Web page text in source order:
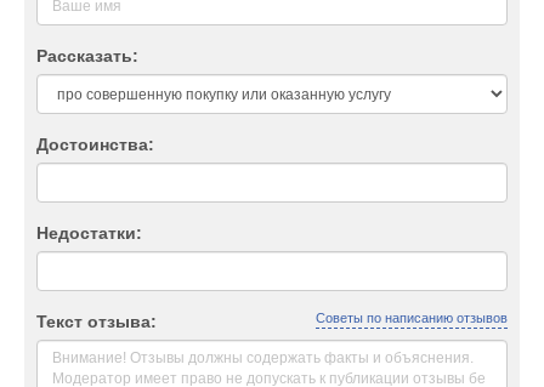
Рассказать:
Достоинства:
Недостатки:
Текст отзыва: Советы по написанию отзывов